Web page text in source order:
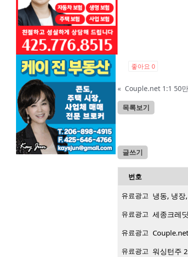
좋아요 0
« Couple.net 1:1 50
목록보기
글쓰기
번호
유료광고 냉동, 냉
유료광고 세종크레
유료광고
유료광고 워싱턴주